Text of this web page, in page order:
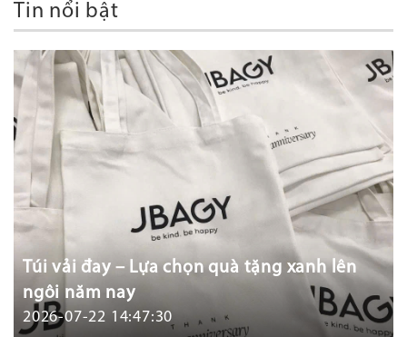
Tin nổi bật
Túi vải đay – Lựa chọn quà tặng xanh lên
ngôi năm nay
2026-07-22 14:47:30